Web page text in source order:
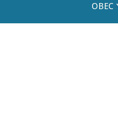
OBEC